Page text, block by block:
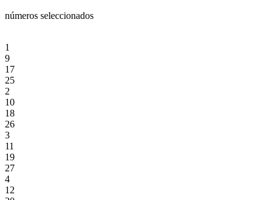
números seleccionados
1
9
17
25
2
10
18
26
3
11
19
27
4
12